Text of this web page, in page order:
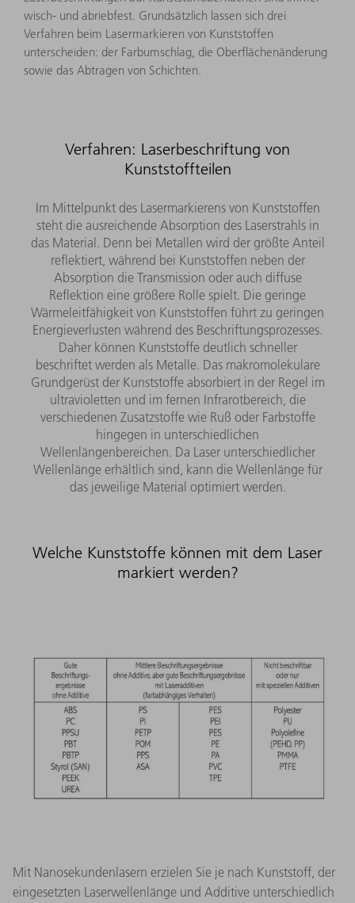
wisch- und abriebfest. Grundsätzlich lassen sich drei
Verfahren beim Lasermarkieren von Kunststoffen
unterscheiden: der Farbumschlag, die Oberflächenänderung
sowie das Abtragen von Schichten.
Verfahren: Laserbeschriftung von
Kunststoffteilen
Im Mittelpunkt des Lasermarkierens von Kunststoffen
steht die ausreichende Absorption des Laserstrahls in
das Material. Denn bei Metallen wird der größte Anteil
reflektiert, während bei Kunststoffen neben der
Absorption die Transmission oder auch diffuse
Reflektion eine größere Rolle spielt. Die geringe
Wärmeleitfähigkeit von Kunststoffen führt zu geringen
Energieverlusten während des Beschriftungsprozesses.
Daher können Kunststoffe deutlich schneller
beschriftet werden als Metalle. Das makromolekulare
Grundgerüst der Kunststoffe absorbiert in der Regel im
ultravioletten und im fernen Infrarotbereich, die
verschiedenen Zusatzstoffe wie Ruß oder Farbstoffe
hingegen in unterschiedlichen
Wellenlängenbereichen. Da Laser unterschiedlicher
Wellenlänge erhältlich sind, kann die Wellenlänge für
das jeweilige Material optimiert werden.
Welche Kunststoffe können mit dem Laser
markiert werden?
Mit Nanosekundenlasern erzielen Sie je nach Kunststoff, der
eingesetzten Laserwellenlänge und Additive unterschiedlich